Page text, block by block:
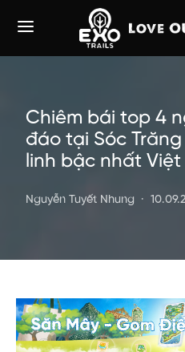
Chiêm bái top 4
đáo tại Sóc
linh bậc nhất Việt
Nguyễn Tuyết Nhung